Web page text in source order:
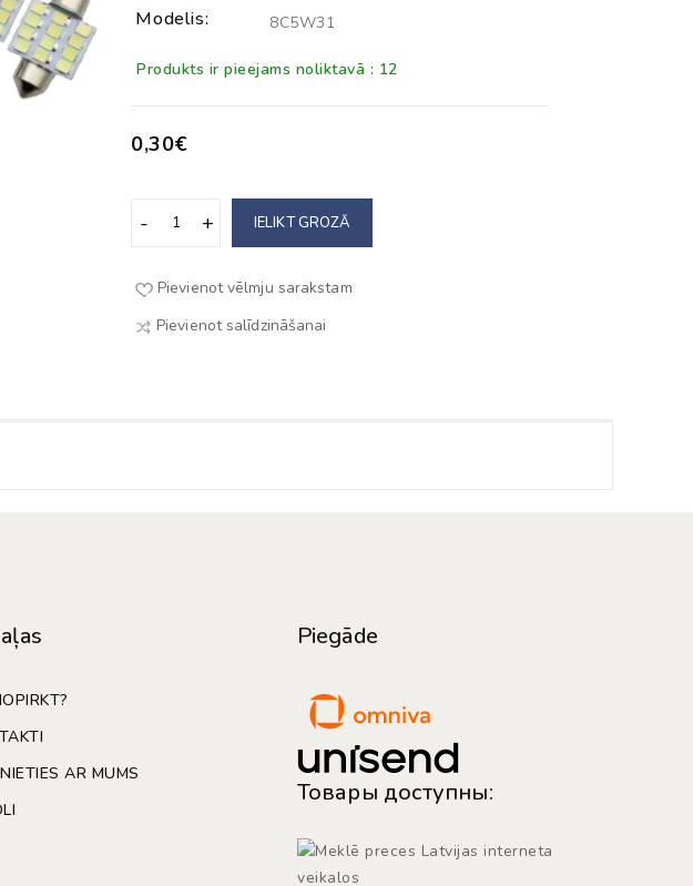
Modelis: 8C5W31
Produkts ir pieejams noliktavā : 12
0,30€
IELIKT GROZĀ
Pievienot vēlmju sarakstam
Pievienot salīdzināšanai
AR MUMS
Piegāde
Товары доступны: